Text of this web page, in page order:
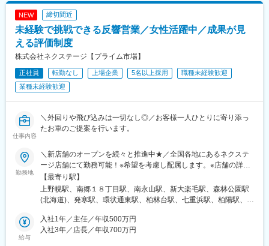
水道橋駅、九段下駅、荻窪駅、亀戸駅、秋葉原駅、汐留駅、葛西
駅、藤沢駅、川崎駅、新高島駅、新横浜駅、愛甲石田駅、戸塚
駅、湘南台駅、天王町駅、武蔵小杉駅、南橋本駅、桜木町駅、南
林間駅、鶴見駅、新川崎駅、武蔵新城駅、小田原駅、善行駅、天
空橋駅、ＹＲＰ野比駅、新百合ケ丘駅、相原駅、京急新子安駅、
海老名駅(相鉄・小田急)、新杉田駅、鴨居駅、葭川公園駅、海浜幕
張駅、船橋駅、柏駅、八千代台駅、八幡宿駅、土気駅、蘇我駅、
木更津駅、千葉みなと駅、新習志野駅、佐倉駅、松戸駅、西船橋
駅、さいたま新都心駅、川越駅、熊谷駅、浦和駅、狭山市駅、南
喜駅、武蔵浦和駅、春日部駅、大阪駅、京橋駅(大阪府)、ＪＲ難波
駅、門真市駅、淀屋橋駅、北浜駅(大阪府)、肥後橋駅、江坂駅、東
西中島南方駅、西梅田駅、本町駅、南森町駅、神戸駅(兵庫県)、尼
崎駅(東海道本線)、御崎公園駅、医療センター駅、西宮駅(ＪＲ
線)、明石駅、林崎松江海岸駅、京都駅、西院駅(阪急線)、長岡京
駅、大宮駅(京都府)、西大路駅、上鳥羽口駅、十条駅(京都府・近
鉄線)、向日町駅、淀駅、烏丸御池駅、六番町駅、北岡崎駅、今池
駅(愛知県)、ナゴヤドーム前矢田駅、高蔵寺駅、柏森駅、知立駅、
大府駅、鶴舞駅、栄駅(愛知県)、金山駅(愛知県)、伏見駅(愛知
県)、豊橋駅、大曽根駅、矢場町駅、藤が丘駅(愛知県)、刈谷駅、
千種駅、小牧原駅、東刈谷駅、土橋駅(愛知県)、新栄町駅(愛知
NEW 締切間近
未経験で挑戦できる反響営業／女性活躍中／成果が見
える評価制度
株式会社ネクステージ【プライム市場】
正社員 転勤なし 上場企業 5名以上採用
職種未経験歓迎
業種未経験歓迎
仕事内容
＼外回りや飛び込みは一切なし◎／お客様一人ひとりに寄り添っ
たお車のご提案を行います。
勤務地
＼新店舗のオープンを続々と推進中★／全国各地にあるネクステ
ージ店舗にて勤務可能！※希望を考慮し配属します。※店舗の詳細
については下記＜勤務地一覧＞をご確認ください。★自動車通勤
OK（一部除く）★受動喫煙対策あり※下記勤務地補足ネクステー
ジ宮古島店／沖縄県宮古島市平良西里1276ネクステージ水戸南店
名古屋市緑区大高町丸の内36番1
【最寄り駅】
上野幌駅、南郷１８丁目駅、南永山駅、新大楽毛駅、森林公園駅
(北海道)、発寒駅、環状通東駅、柏林台駅、七重浜駅、柏陽駅、運
野駅、中野栄駅、八乙女駅、黒松駅(宮城県)、新利府駅、船岡駅
(宮城県)、泉中央駅、塚目駅、館腰駅、土崎駅、漆山駅(山形県)、
給与
入社1年／主任／年収500万円
入社3年／店長／年収700万円